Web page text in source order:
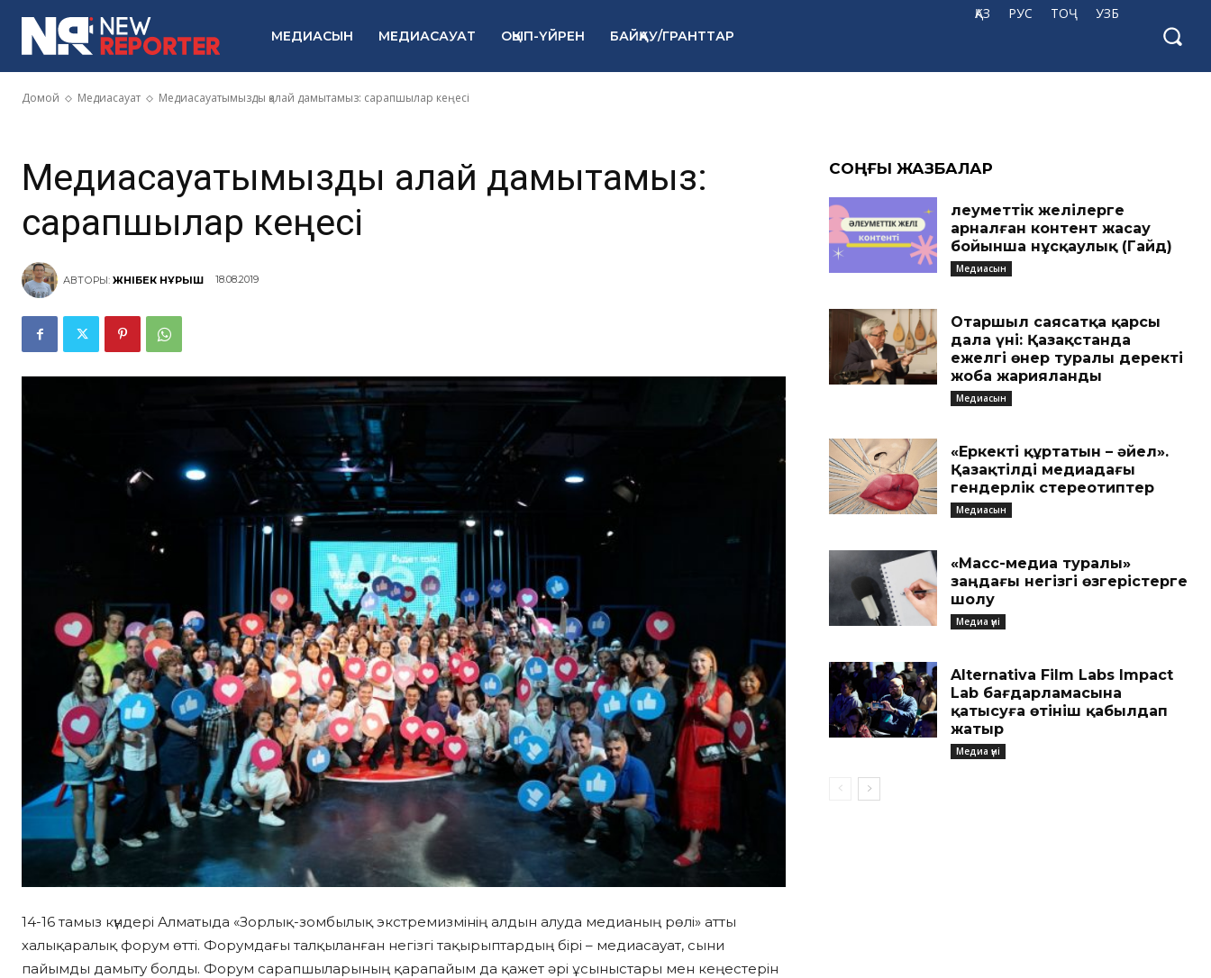
ҚАЗ РУС ТОҶ УЗБ
МЕДИАСЫН МЕДИАСАУАТ ОҚЫП-ҮЙРЕН БАЙҚАУ/ГРАНТТАР
Домой Медиасауат Медиасауатымызды қалай дамытамыз: сарапшылар кеңесі
дамытамыз: сарапшылар кеңесі
Медиасауатымызды қалай дамытамыз:
сарапшылар кеңесі
АВТОРЫ: ЖӘНІБЕК НҰРЫШ 18.08.2019
14-16 тамыз күндері Алматыда «Зорлық-зомбылық экстремизмінің алдын алуда медианың рөлі» атты
халықаралық форум өтті. Форумдағы талқыланған негізгі тақырыптардың бірі – медиасауат, сыни
пайымды дамыту болды. Форум сарапшыларының қарапайым да қажет әрі ұсыныстары мен кеңестерін
CОҢҒЫ ЖАЗБАЛАР
Әлеуметтік желілерге
арналған контент жасау
бойынша нұсқаулық (Гайд)
Медиасын
Отаршыл саясатқа қарсы
дала үні: Қазақстанда
ежелгі өнер туралы деректі
жоба жарияланды
Медиасын
«Еркекті құртатын – әйел».
Қазақтілді медиадағы
гендерлік стереотиптер
Медиасын
«Масс-медиа туралы»
заңдағы негізгі өзгерістерге
шолу
Медиа үні
Alternativa Film Labs Impact
Lab бағдарламасына
қатысуға өтініш қабылдап
жатыр
Медиа үні